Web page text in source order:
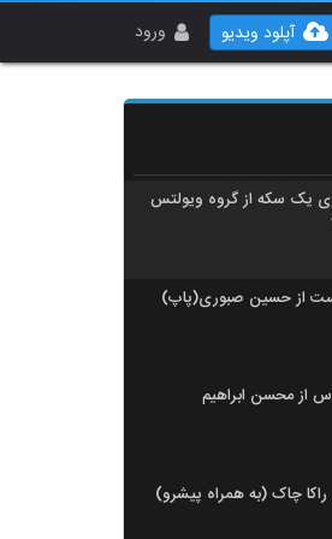
ورود آپلود ویدیو
مرادخانی نمیدونم که چی شد
یک سکه از گروه ویولتس
از حسین صبوری(پاپ)
از محسن ابراهیم
چاک (به همراه پیشرو)